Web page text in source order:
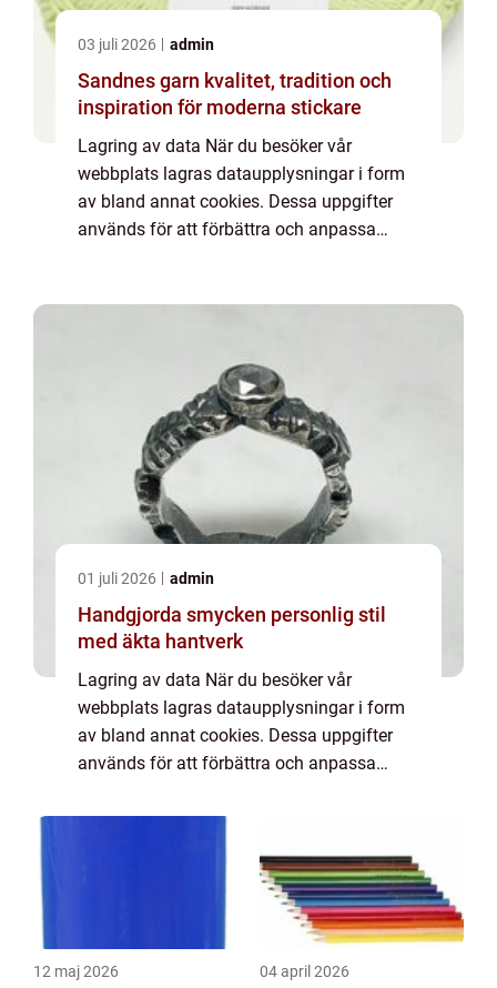
03 juli 2026 admin
Sandnes garn kvalitet, tradition och
inspiration för moderna stickare
Lagring av data När du besöker vår
webbplats lagras dataupplysningar i form
av bland annat cookies. Dessa uppgifter
används för att förbättra och anpassa
01 juli 2026 admin
Handgjorda smycken personlig stil
med äkta hantverk
Lagring av data När du besöker vår
webbplats lagras dataupplysningar i form
av bland annat cookies. Dessa uppgifter
används för att förbättra och anpassa
bra information som möjligt. Om du inte vill
12 maj 2026 04 april 2026